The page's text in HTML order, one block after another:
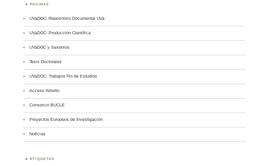
PÁGINAS
UVaDOC: Repositorio Documental UVa
UVaDOC: Producción Científica
UVaDOC y Sexenios
Tesis Doctorales
UVaDOC: Trabajos Fin de Estudios
Acceso Abierto
Consorcio BUCLE
Proyectos Europeos de Investigación
Noticias
ETIQUETAS